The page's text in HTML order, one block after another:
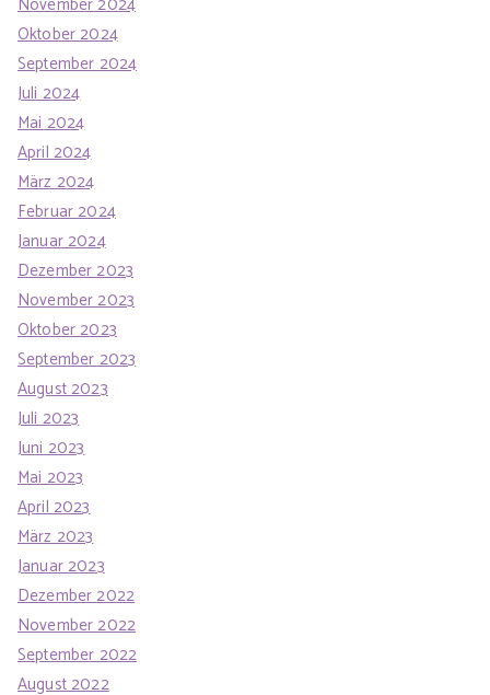
Oktober 2024
September 2024
Juli 2024
Mai 2024
April 2024
März 2024
Februar 2024
Januar 2024
Dezember 2023
November 2023
Oktober 2023
September 2023
August 2023
Juli 2023
Juni 2023
Mai 2023
April 2023
März 2023
Januar 2023
Dezember 2022
November 2022
September 2022
August 2022